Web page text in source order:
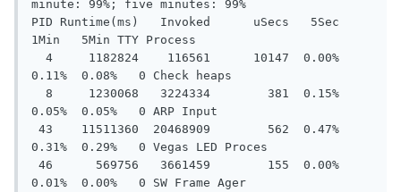
minute: 99%; five minutes: 99%
PID Runtime(ms)   Invoked      uSecs   5Sec
1Min   5Min TTY Process
0.11%  0.08%   0 Check heaps
0.05%  0.05%   0 ARP Input
0.31%  0.29%   0 Vegas LED Proces
0.01%  0.00%   0 SW Frame Ager